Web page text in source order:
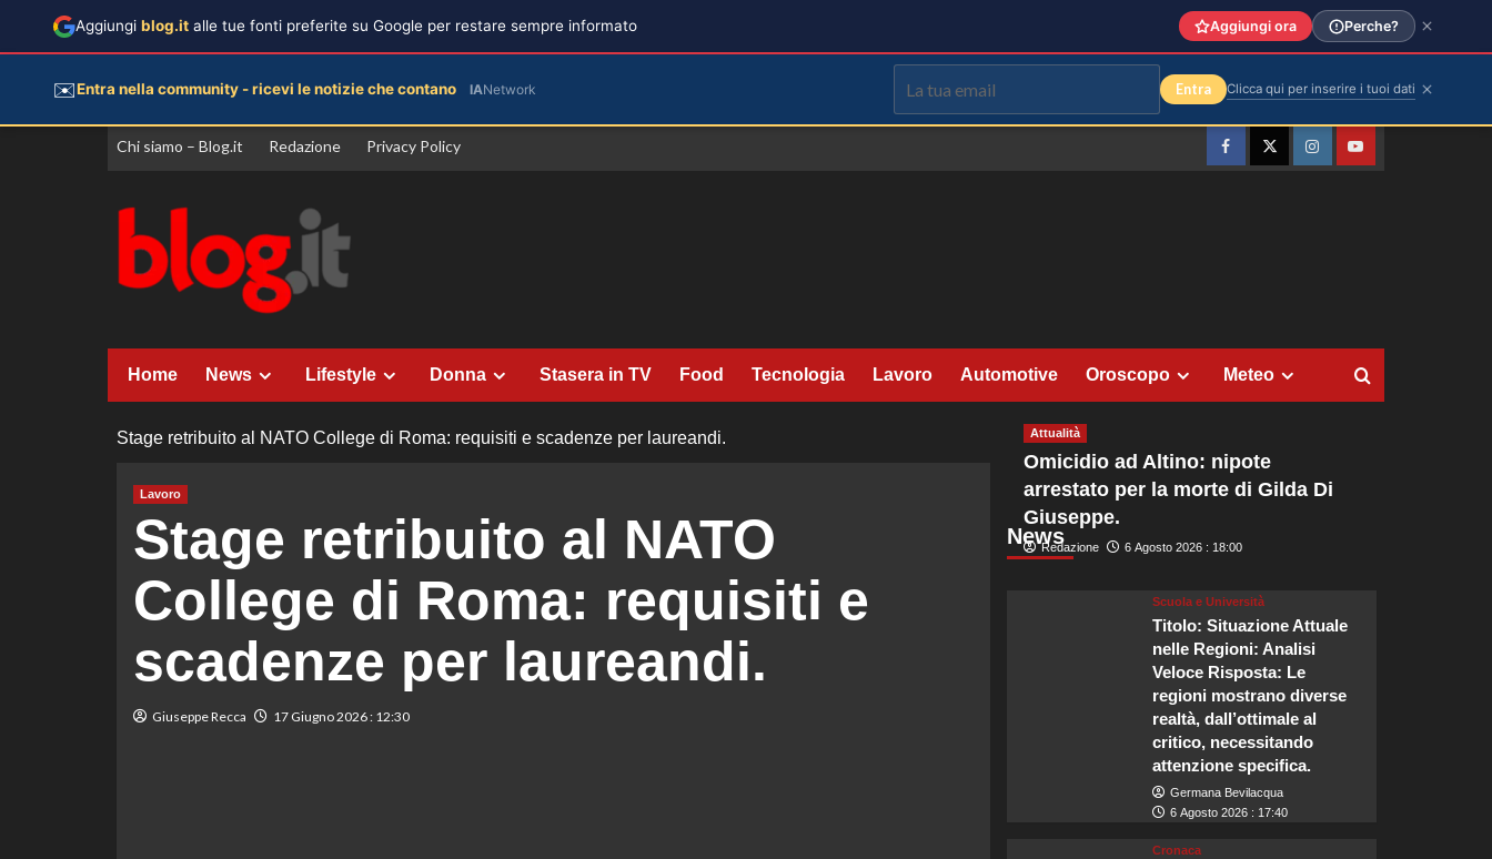
Vai
Chi siamo – Blog.it Redazione Privacy Policy
FacebookTwitterInstagramYouTube
Home News Lifestyle Donna Stasera in TV Food Tecnologia Lavoro Automotive Oroscopo Meteo
Stage retribuito al NATO College di Roma: requisiti e scadenze per laureandi.
Lavoro
Stage retribuito al NATO
College di Roma: requisiti e
scadenze per laureandi.
Giuseppe Recca 17 Giugno 2026 : 12:30
News
Attualità
Omicidio ad Altino: nipote
arrestato per la morte di Gilda Di
Giuseppe.
Redazione 6 Agosto 2026 : 18:00
Scuola e Università
Titolo: Situazione Attuale
nelle Regioni: Analisi
Veloce Risposta: Le
regioni mostrano diverse
realtà, dall’ottimale al
critico, necessitando
attenzione specifica.
Germana Bevilacqua
6 Agosto 2026 : 17:40
Cronaca
Aggiungi blog.it alle tue fonti preferite su Google per restare sempre informato Aggiungi ora Perche?
✉️Entra nella community - ricevi le notizie che contano IANetwork Entra Clicca qui per inserire i tuoi dati